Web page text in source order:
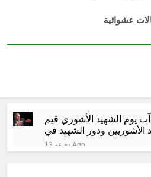
عشوائية
السابع من آب يوم الشهيد الأشوري قيم
الأشوريين ودور الشهيد في
صناعة التاريخ
13 دقيقة Ago